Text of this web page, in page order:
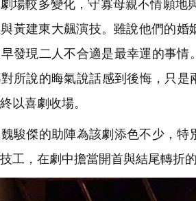
場較多變化，守寡母親不情願地
黃建東大飆演技。雖說他們的
發現二人不合適是最幸運的事
所說的晦氣說話感到後悔，只
以喜劇收場。
駿傑的助陣為該劇添色不少，特
工，在劇中擔當開首與結尾轉折